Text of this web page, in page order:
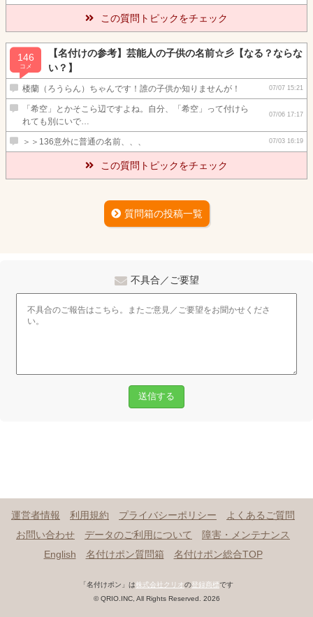
この質問トピックをチェック
146
コメ
【名付けの参考】芸能人の子供の名前☆彡【なる？ならな
い？】
楼蘭（ろうらん）ちゃんです！誰の子供か知りませんが！ 07/07 15:21
「希空」とかそこら辺ですよね。自分、「希空」って付けら
れても別にいで…
07/06 17:17
＞＞136意外に普通の名前、、、 07/03 16:19
この質問トピックをチェック
質問箱の投稿一覧
不具合／ご要望
送信する
運営者情報 利用規約 プライバシーポリシー
よくあるご質問
お問い合わせ
データのご利用について
障害・メンテナンス
English
名付けポン質問箱 名付けポン総合TOP
「名付けポン」は株式会社クリオの登録商標です
© QRIO.INC, All Rights Reserved. 2026